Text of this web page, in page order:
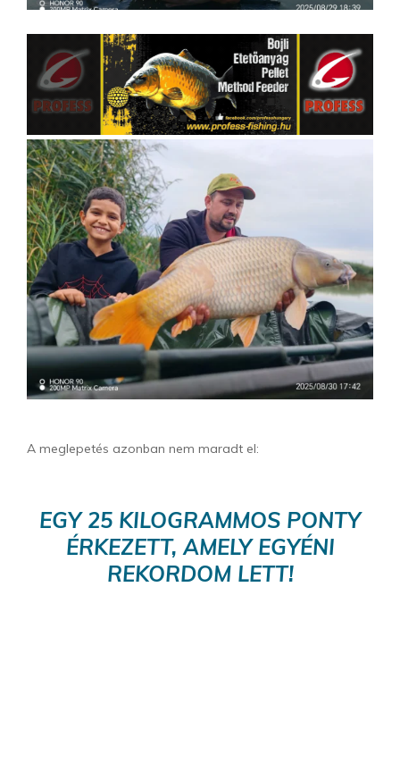
A meglepetés azonban nem maradt el:
EGY 25 KILOGRAMMOS PONTY
ÉRKEZETT, AMELY EGYÉNI
REKORDOM LETT!